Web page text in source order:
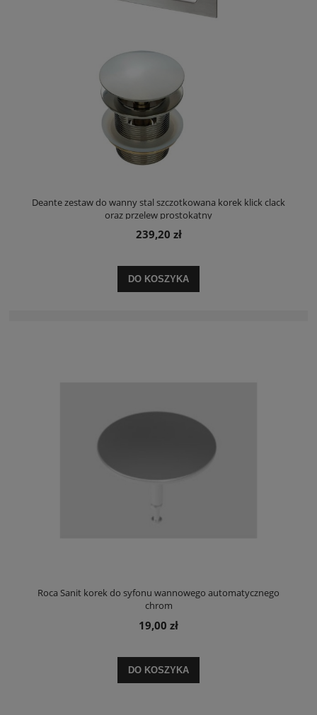
Deante zestaw do wanny stal szczotkowana korek klick clack
oraz przelew prostokątny
239,20 zł
DO KOSZYKA
Roca Sanit korek do syfonu wannowego automatycznego
chrom
19,00 zł
DO KOSZYKA